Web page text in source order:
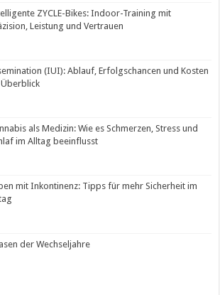
ZYCLE-Bikes: Indoor-Training mit
Leistung und Vertrauen
(IUI): Ablauf, Erfolgschancen und Kosten
als Medizin: Wie es Schmerzen, Stress und
im Alltag beeinflusst
mit Inkontinenz: Tipps für mehr Sicherheit im
der Wechseljahre